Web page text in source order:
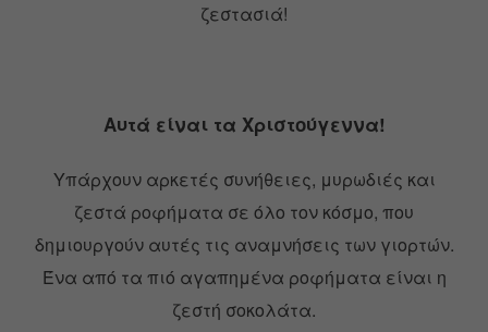
ζεστασιά!
Αυτά είναι τα Χριστούγεννα!
Υπάρχουν αρκετές συνήθειες, μυρωδιές και
ζεστά ροφήματα σε όλο τον κόσμο, που
δημιουργούν αυτές τις αναμνήσεις των γιορτών.
Ένα από τα πιό αγαπημένα ροφήματα είναι η
ζεστή σοκολάτα.